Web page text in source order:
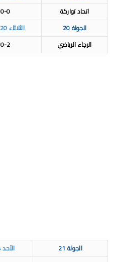
اتحاد تواركة
0-0
الجولة 20
الثلاثاء 20 فبراير
الرجاء الرياضي
0-2
الجولة 21
الأحد 24 فبراير